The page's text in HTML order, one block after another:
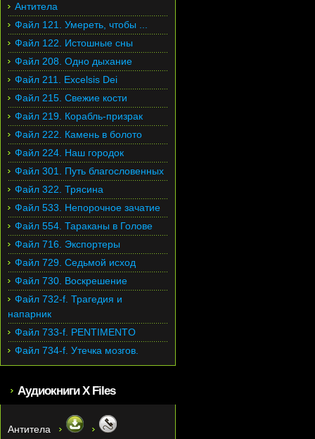
Антитела
Файл 121. Умереть, чтобы ...
Файл 122. Истошные сны
Файл 208. Одно дыхание
Файл 211. Excelsis Dei
Файл 215. Свежие кости
Файл 219. Корабль-призрак
Файл 222. Камень в болото
Файл 224. Наш городок
Файл 301. Путь благословенных
Файл 322. Трясина
Файл 533. Непорочное зачатие
Файл 554. Тараканы в Голове
Файл 716. Экспортеры
Файл 729. Седьмой исход
Файл 730. Воскрешение
Файл 732-f. Трагедия и
напарник
Файл 733-f. PENTIMENTO
Файл 734-f. Утечка мозгов.
Аудиокниги X Files
Антитела